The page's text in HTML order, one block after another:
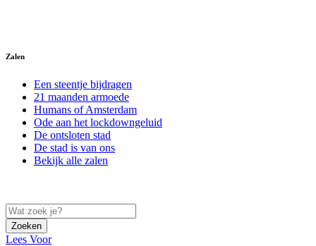
Zalen
Een steentje bijdragen
21 maanden armoede
Humans of Amsterdam
Ode aan het lockdowngeluid
De ontsloten stad
De stad is van ons
Bekijk alle zalen
Zoeken
Lees Voor